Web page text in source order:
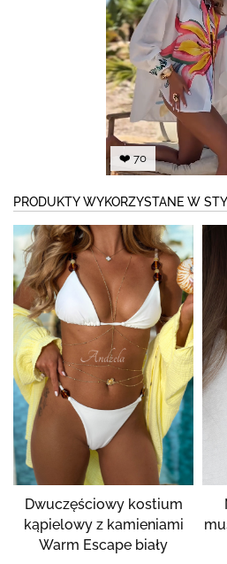
❤️ 70
PRODUKTY WYKORZYSTANE W
Dwuczęściowy kostium
kąpielowy z kamieniami
Warm Escape biały